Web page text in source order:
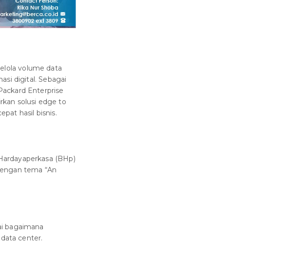
volume data
digital. Sebagai
Enterprise
solusi edge to
hasil bisnis.
(BHp)
tema “An
bagaimana
center.